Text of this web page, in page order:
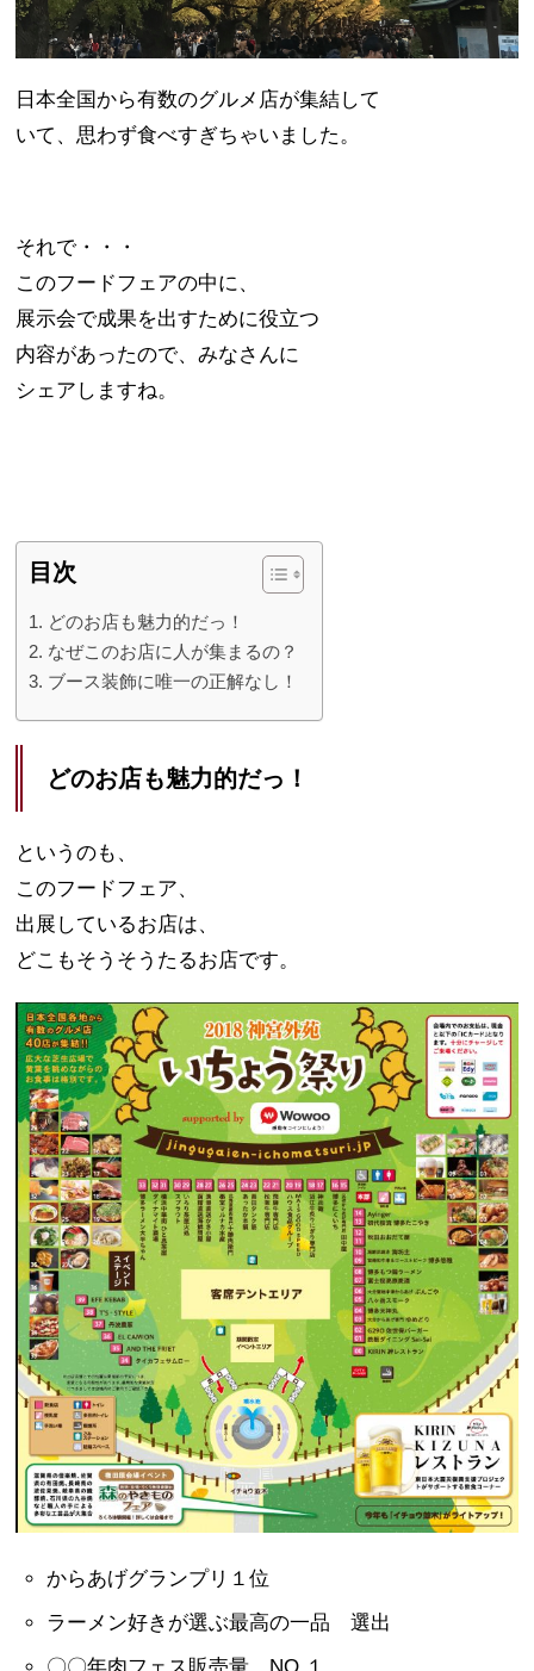
日本全国から有数のグルメ店が集結して
いて、思わず食べすぎちゃいました。
それで・・・
このフードフェアの中に、
展示会で成果を出すために役立つ
内容があったので、みなさんに
シェアしますね。
目次
どのお店も魅力的だっ！
なぜこのお店に人が集まるの？
ブース装飾に唯一の正解なし！
どのお店も魅力的だっ！
というのも、
このフードフェア、
出展しているお店は、
どこもそうそうたるお店です。
からあげグランプリ１位
ラーメン好きが選ぶ最高の一品 選出